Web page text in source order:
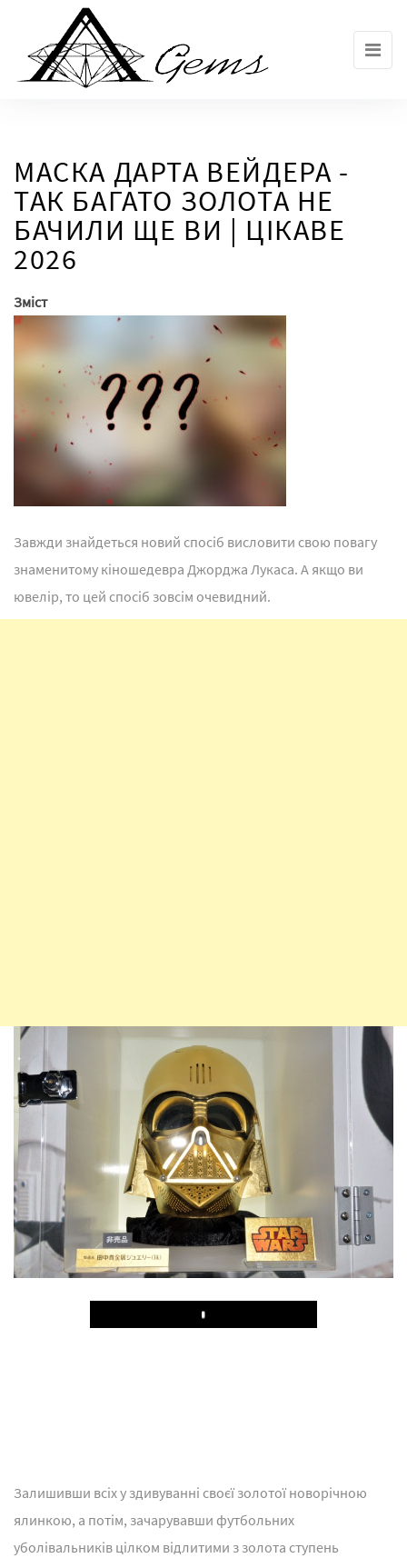
МАСКА ДАРТА ВЕЙДЕРА -
ТАК БАГАТО ЗОЛОТА НЕ
БАЧИЛИ ЩЕ ВИ | ЦІКАВЕ
2026
Зміст
Завжди знайдеться новий спосіб висловити свою повагу
знаменитому кіношедевра Джорджа Лукаса. А якщо ви
ювелір, то цей спосіб зовсім очевидний.
Play
Залишивши всіх у здивуванні своєї золотої новорічною
ялинкою, а потім, зачарувавши футбольних
уболівальників цілком відлитими з золота ступень